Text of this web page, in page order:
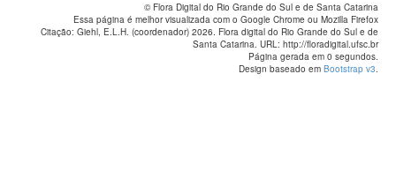
© Flora Digital do Rio Grande do Sul e de Santa Catarina
Essa página é melhor visualizada com o Google Chrome ou Mozilla Firefox
Citação: Giehl, E.L.H. (coordenador) 2026. Flora digital do Rio Grande do Sul e de
Santa Catarina. URL: http://floradigital.ufsc.br
Página gerada em 0 segundos.
Design baseado em Bootstrap v3.